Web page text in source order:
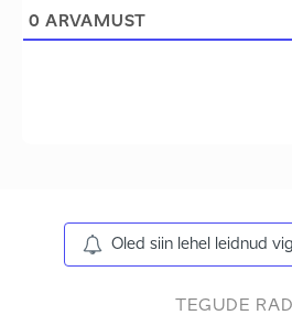
0 ARVAMUST
Oled siin lehel leidnud
TEGUDE